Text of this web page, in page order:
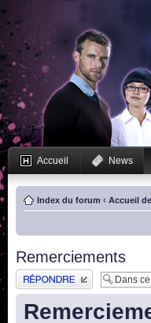
Accueil News
Index du forum ‹ Accueil
Remerciements
Publier une réponse